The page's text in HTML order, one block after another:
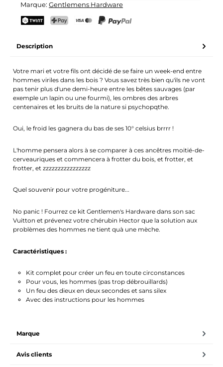
Marque: Gentlemens Hardware
Description
Votre mari et votre fils ont décidé de se faire un week-end entre
hommes viriles dans les bois ? Vous savez très bien qu'ils ne vont
pas tenir plus d'une demi-heure entre les bêtes sauvages (par
exemple un lapin ou une fourmi), les ombres des arbres
centenaires et les bruits de la nature si psychopqthe.
Oui, le froid les gagnera du bas de ses 10° celsius brrrr !
L'homme pensera alors à se comparer à ces ancêtres moitié-de-
cerveauriques et commencera à frotter du bois, et frotter, et
frotter, et zzzzzzzzzzzzzzzz
Quel souvenir pour votre progéniture...
No panic ! Fourrez ce kit Gentlemen's Hardware dans son sac
Vuitton et prévenez votre chérubin Hector que la solution aux
problèmes des hommes ne tient quà une mèche.
Caractéristiques :
Kit complet pour créer un feu en toute circonstances
Pour vous, les hommes (pas trop débrouillards)
Un feu des dieux en deux secondes et sans silex
Avec des instructions pour les hommes
Marque
Avis clients